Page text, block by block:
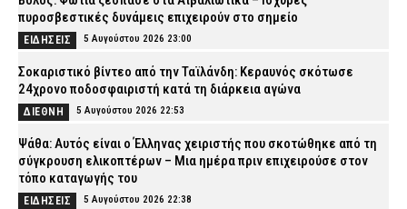
πυροσβεστικές δυνάμεις επιχειρούν στο σημείο
ΕΙΔΗΣΕΙΣ 5 Αυγούστου 2026 23:00
Σοκαριστικό βίντεο από την Ταϊλάνδη: Κεραυνός σκότωσε
24χρονο ποδοσφαιριστή κατά τη διάρκεια αγώνα
ΔΙΕΘΝΗ 5 Αυγούστου 2026 22:53
Ψάθα: Αυτός είναι ο Έλληνας χειριστής που σκοτώθηκε από τη
σύγκρουση ελικοπτέρων – Μια ημέρα πριν επιχειρούσε στον
τόπο καταγωγής του
ΕΙΔΗΣΕΙΣ 5 Αυγούστου 2026 22:38